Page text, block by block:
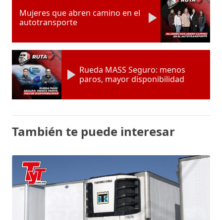
Mujeres que abren camino en el
autotransporte
Rueda MASS Seguro: menos
paros, mayor disponibilidad
También te puede interesar